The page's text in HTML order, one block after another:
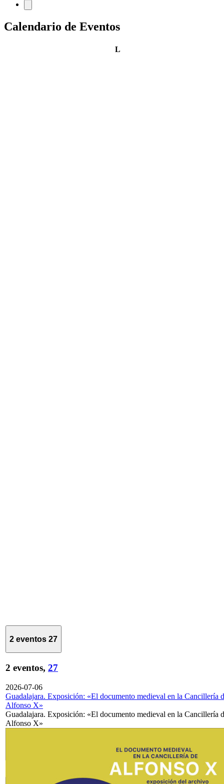
Calendario de Eventos
Llunes
2 eventos 27
2 eventos, 27
2026-07-06
Guadalajara. Exposición: «El documento medieval en la Cancillería
Alfonso X»
Guadalajara. Exposición: «El documento medieval en la Cancillería
Alfonso X»